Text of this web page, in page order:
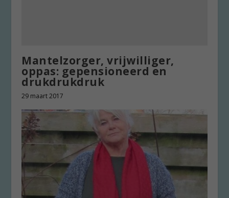
Mantelzorger, vrijwilliger,
oppas: gepensioneerd en
drukdrukdruk
29 maart 2017